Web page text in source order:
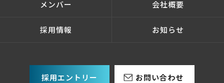
メンバー 会社概要
採用情報 お知らせ
採用エントリー お問い合わせ